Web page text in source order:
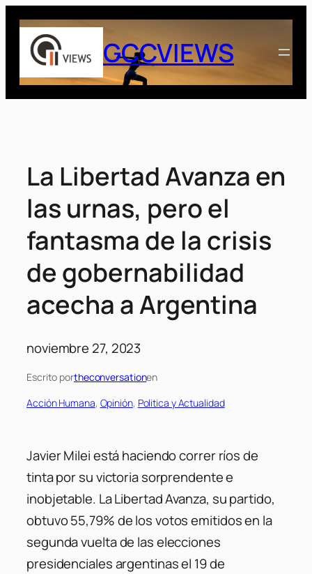
Saltar
contenido
GCCVIEWS
La Libertad Avanza en
las urnas, pero el
fantasma de la crisis
de gobernabilidad
acecha a Argentina
noviembre 27, 2023
Escrito portheconversationen
Acción Humana, Opinión, Politica y Actualidad
Javier Milei está haciendo correr ríos de
tinta por su victoria sorprendente e
inobjetable. La Libertad Avanza, su partido,
obtuvo 55,79% de los votos emitidos en la
segunda vuelta de las elecciones
presidenciales argentinas el 19 de